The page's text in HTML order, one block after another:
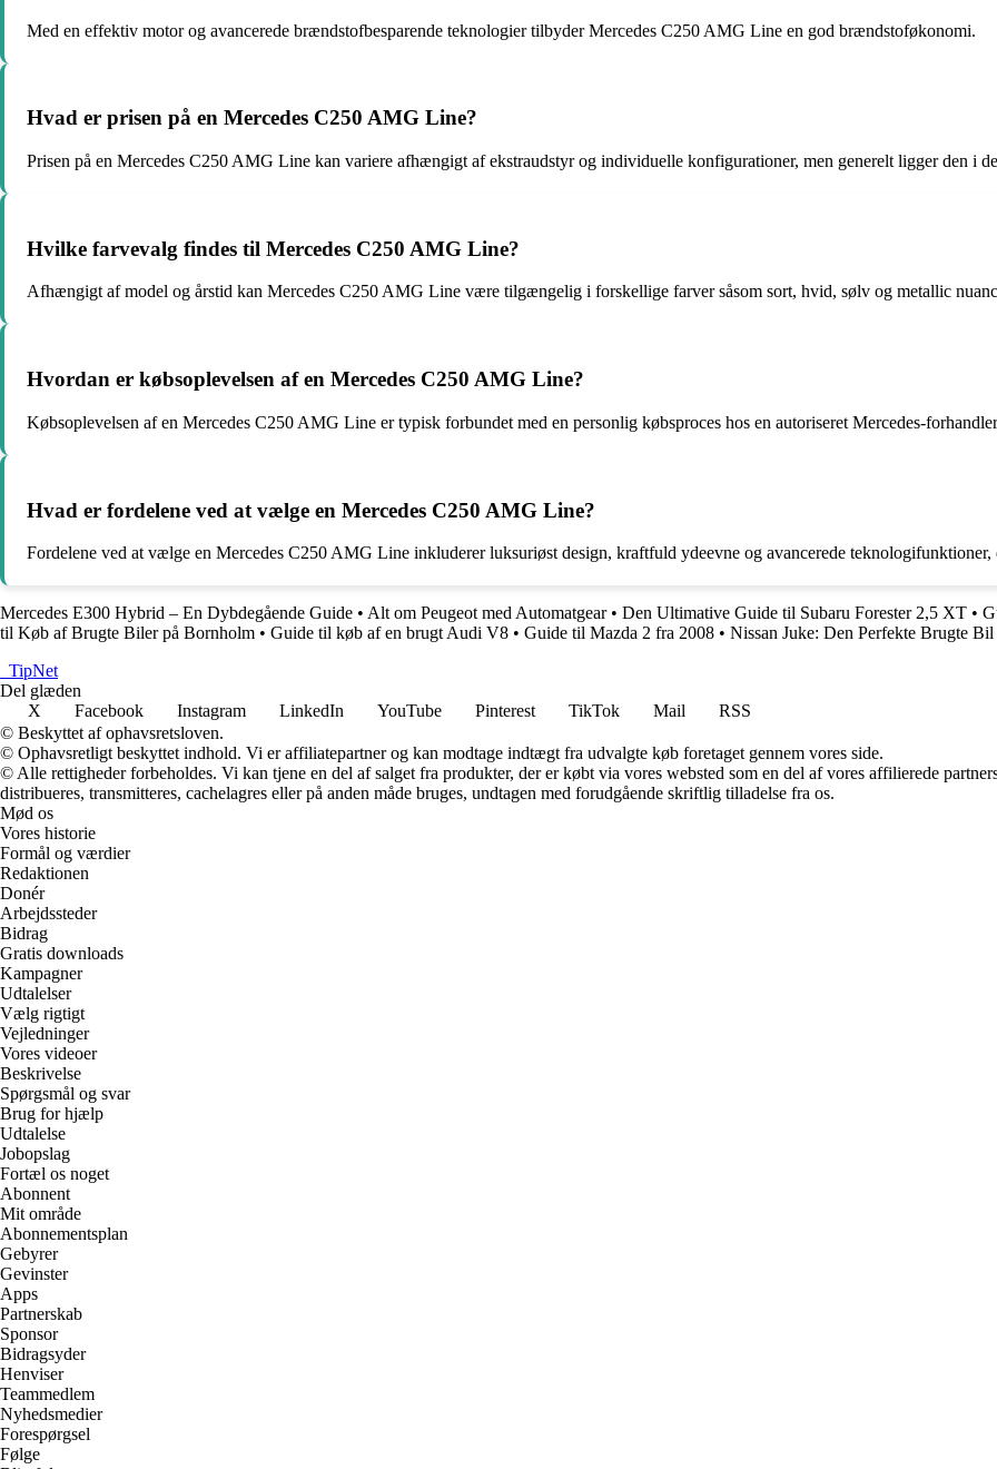
Med en effektiv motor og avancerede brændstofbesparende teknologier tilbyder Mercedes C250 AMG Line en god brændstoføkonomi.
Hvad er prisen på en Mercedes C250 AMG Line?
Prisen på en Mercedes C250 AMG Line kan variere afhængigt af ekstraudstyr og individuelle konfigurationer, men generelt ligger den i
Hvilke farvevalg findes til Mercedes C250 AMG Line?
Afhængigt af model og årstid kan Mercedes C250 AMG Line være tilgængelig i forskellige farver såsom sort, hvid, sølv og metallic
Hvordan er købsoplevelsen af en Mercedes C250 AMG Line?
Købsoplevelsen af en Mercedes C250 AMG Line er typisk forbundet med en personlig købsproces hos en autoriseret Mercedes-
Hvad er fordelene ved at vælge en Mercedes C250 AMG Line?
Fordelene ved at vælge en Mercedes C250 AMG Line inkluderer luksuriøst design, kraftfuld ydeevne og avancerede teknologifunktioner,
Mercedes E300 Hybrid – En Dybdegående Guide • Alt om Peugeot med Automatgear• Den Ultimative Guide til Subaru Forester 2,5 XT •
til Køb af Brugte Biler på Bornholm • Guide til køb af en brugt Audi V8 • Guide til Mazda 2 fra 2008 • Nissan Juke: Den Perfekte Brugte
TipNet
Del glæden
X
Facebook Instagram LinkedIn YouTube Pinterest TikTok Mail
RSS
© Beskyttet af ophavsretsloven.
© Ophavsretligt beskyttet indhold. Vi er affiliatepartner og kan modtage indtægt fra udvalgte køb foretaget gennem vores side.
© Alle rettigheder forbeholdes. Vi kan tjene en del af salget fra produkter, der er købt via vores websted som en del af vores affilierede
distribueres, transmitteres, cachelagres eller på anden måde bruges, undtagen med forudgående skriftlig tilladelse fra os.
Mød os
Vores historie
Formål og værdier
Redaktionen
Donér
Arbejdssteder
Bidrag
Gratis downloads
Kampagner
Udtalelser
Vælg rigtigt
Vejledninger
Vores videoer
Beskrivelse
Spørgsmål og svar
Brug for hjælp
Udtalelse
Jobopslag
Fortæl os noget
Abonnent
Mit område
Abonnementsplan
Gebyrer
Gevinster
Apps
Partnerskab
Sponsor
Bidragsyder
Henviser
Teammedlem
Nyhedsmedier
Forespørgsel
Følge